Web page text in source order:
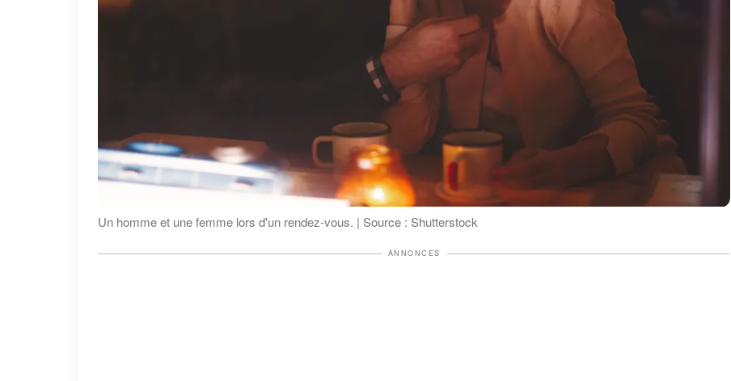
Un homme et une femme lors d'un rendez-vous. | Source : Shutterstock
ANNONCES